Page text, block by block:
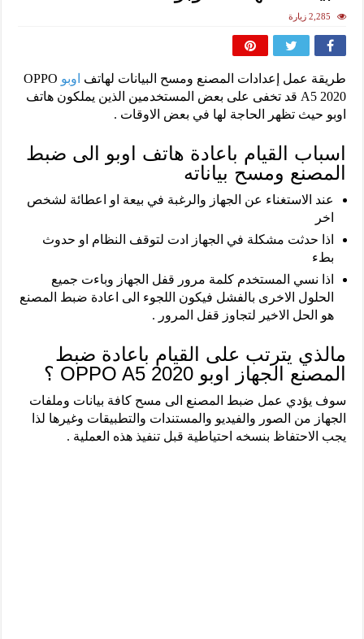
2,285 زيارة
طريقة عمل إعدادات المصنع ومسح البيانات لهاتف اوبو OPPO
A5 2020 قد تخفى على بعض المستخدمين الذين يملكون هاتف
اوبو حيث تظهر الحاجة لها في بعض الاوقات .
اسباب القيام باعادة هاتف اوبو الى ضبط
المصنع ومسح بياناته
عند الاستغناء عن الجهاز والرغبة في بيعة او اعطائة لشخص
اخر
اذا حدثت مشكلة في الجهاز ادت لتوقف النظام او حدوث
بطء
اذا نسي المستخدم كلمة مرور قفل الجهاز وباءت جميع
الحلول الاخرى بالفشل فيكون اللجوء الى اعادة ضبط المصنع
هو الحل الاخير لتجاوز قفل المرور .
مالذي يترتب على القيام باعادة ضبط
المصنع الجهاز اوبو OPPO A5 2020 ؟
سوف يؤدي عمل ضبط المصنع الى مسح كافة بيانات وملفات
الجهاز من الصور والفيديو والمستندات والتطبيقات وغيرها لذا
يجب الاحتفاظ بنسخه احتياطية قبل تنفيذ هذه العملية .